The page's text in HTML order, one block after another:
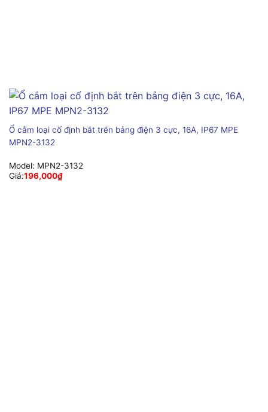
Ổ cắm loại cố định bắt trên bảng điện 3 cực, 16A, IP67 MPE
MPN2-3132
Model: MPN2-3132
Giá:196,000₫